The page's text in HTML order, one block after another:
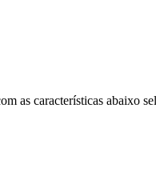
as características abaixo